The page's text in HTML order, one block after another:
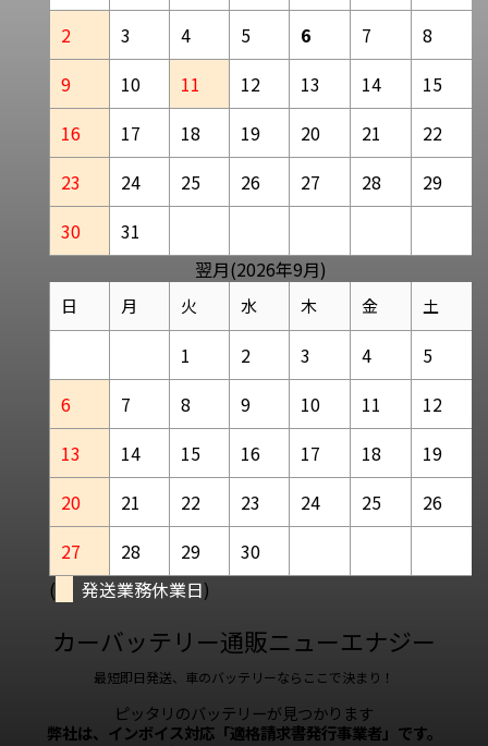
2
3 4 5 6 7
8
9
10 11 12 13 14
15
16
17 18 19 20 21
22
23
24 25 26 27 28
29
30
31
翌月(2026年9月)
日 月 火 水 木 金 土
1 2 3 4
5
6
7 8 9 10 11
12
13
14 15 16 17 18
19
20
21 22 23 24 25
26
27
28 29
30
(
発送業務休業日)
カーバッテリー通販ニューエナジー
最短即日発送、車のバッテリーならここで決まり！
ピッタリのバッテリーが見つかります
弊社は、インボイス対応「適格請求書発行事業者」です。